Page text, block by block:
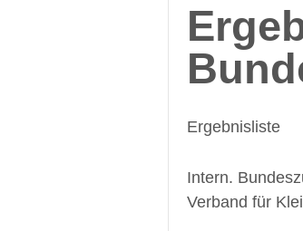
Ergebnisliste
Intern.
Verband für